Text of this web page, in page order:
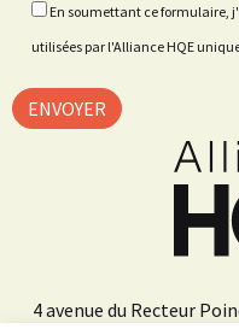
4 avenue du Recteur
En soumettant ce formulaire,
utilisées par l'Alliance HQE